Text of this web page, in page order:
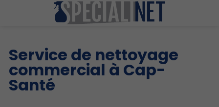
Service de nettoyage
commercial à Cap-
Santé